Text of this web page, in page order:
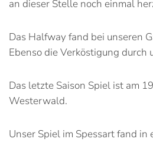
an dieser Stelle noch einmal
Das Halfway fand bei unseren
Ebenso die Verköstigung durch
Das letzte Saison Spiel ist am
Westerwald.
Unser Spiel im Spessart fand